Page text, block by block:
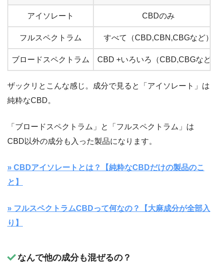
アイソレート CBDのみ
フルスペクトラム すべて（CBD,CBN,CBGなど）
ブロードスペクトラム CBD +いろいろ（CBD,CBGなど
ザックリとこんな感じ。成分で見ると「アイソレート」は
純粋なCBD。
「ブロードスペクトラム」と「フルスペクトラム」は
CBD以外の成分も入った製品になります。
» CBDアイソレートとは？【純粋なCBDだけの製品のこ
と】
» フルスペクトラムCBDって何なの？【大麻成分が全部入
り】
なんで他の成分も混ぜるの？